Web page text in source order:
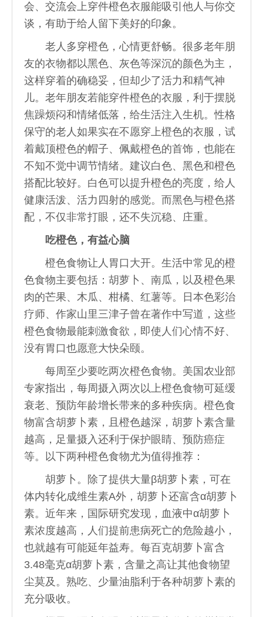
会、交流会上穿件橙色衣服能吸引他人与你交
谈，有助于给人留下美好的印象。
老人多穿橙色，心情更舒畅。很多老年朋
友的衣物都以黑色、灰色等深沉的颜色为主，
这样穿着的确稳妥，但却少了活力和精气神
儿。老年朋友若能穿件橙色的衣服，利于摆脱
焦躁烦闷和情绪低落，给生活注入生机。性格
保守的老人如果实在不愿穿上橙色的衣服，试
着戴顶橙色的帽子、佩戴橙色的首饰，也能在
不知不觉中调节情绪。建议白色、黑色和橙色
搭配比较好。白色可以提升橙色的亮度，给人
健康活泼、活力四射的感觉。而黑色与橙色搭
配，不仅非常打眼，还不失沉稳、庄重。
吃橙色，有益心脑
橙色食物让人胃口大开。生活中常见的橙
色食物主要包括：胡萝卜、南瓜，以及橙色果
肉的芒果、木瓜、柑橘、红薯等。日本色彩治
疗师、作家山里三津子曾在著作中写道，这些
橙色食物最能刺激食欲，即使人们心情不好、
没有胃口也愿意大快朵颐。
每周至少要吃两次橙色食物。美国农业部
专家指出，每周摄入两次以上橙色食物可延缓
衰老、预防年龄增长带来的多种疾病。橙色食
物富含胡萝卜素，且橙色越深，胡萝卜素含量
越高，足量摄入还利于保护眼睛、预防癌症
等。以下两种橙色食物尤为值得推荐：
胡萝卜。除了提供大量β胡萝卜素，可在
体内转化成维生素A外，胡萝卜还富含α胡萝卜
素。近年来，国际研究发现，血液中α胡萝卜
素浓度越高，人们提前患病死亡的危险越小，
也就越有可能延年益寿。每百克胡萝卜富含
3.48毫克α胡萝卜素，含量之高让其他食物望
尘莫及。熟吃、少量油脂利于各种胡萝卜素的
充分吸收。